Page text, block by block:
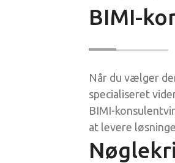
BIMI-
Når du vælger
specialiseret
BIMI-
at levere